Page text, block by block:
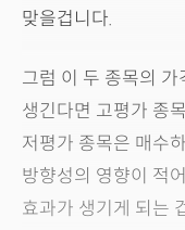
맞을겁니다.
그럼 이 두 종목의
생긴다면 고평가 종
저평가 종목은 매수
방향성의 영향이 적
효과가 생기게 되는